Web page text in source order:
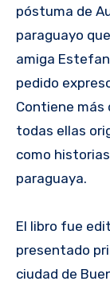
póstuma de
paraguayo
amiga
pedido
Contiene más
todas ellas
como
paraguaya.
El libro fue
presentado
ciudad de